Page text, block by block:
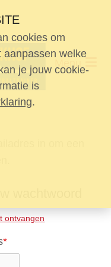
Menu
in om een
wachtwoord
ontvangen
*
CMV
cookies om
aanpassen welke
je jouw cookie-
is
.